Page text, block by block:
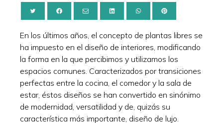
En los últimos años, el concepto de plantas libres se
ha impuesto en el diseño de interiores, modificando
la forma en la que percibimos y utilizamos los
espacios comunes. Caracterizados por transiciones
perfectas entre la cocina, el comedor y la sala de
estar, éstos diseños se han convertido en sinónimo
de modernidad, versatilidad y de, quizás su
característica más importante, diseño de lujo.